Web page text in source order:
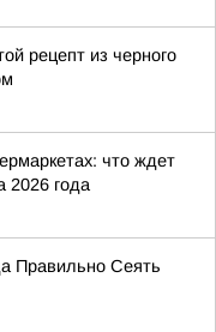
рецепт из черного
что ждет
2026 года
Правильно Сеять